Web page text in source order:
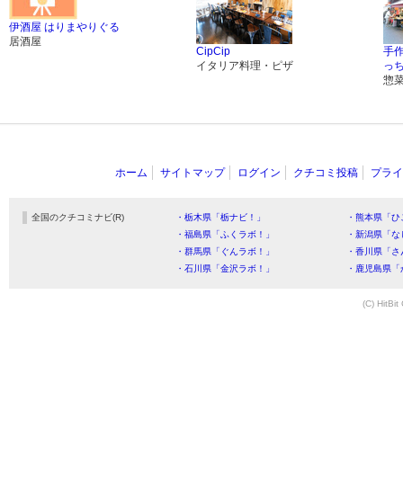
伊酒屋 はりまやりぐる
居酒屋
CipCip
イタリア料理・ピザ
手
っ
惣
ホーム サイトマップ ログイン クチコミ投稿 プラ
全国のクチコミナビ(R) ・栃木県「栃ナビ！」
・熊本県「
・福島県「ふくラボ！」
・新潟県「
・群馬県「ぐんラボ！」
・香川県「
・石川県「金沢ラボ！」
・鹿児島県
(C) HitBit